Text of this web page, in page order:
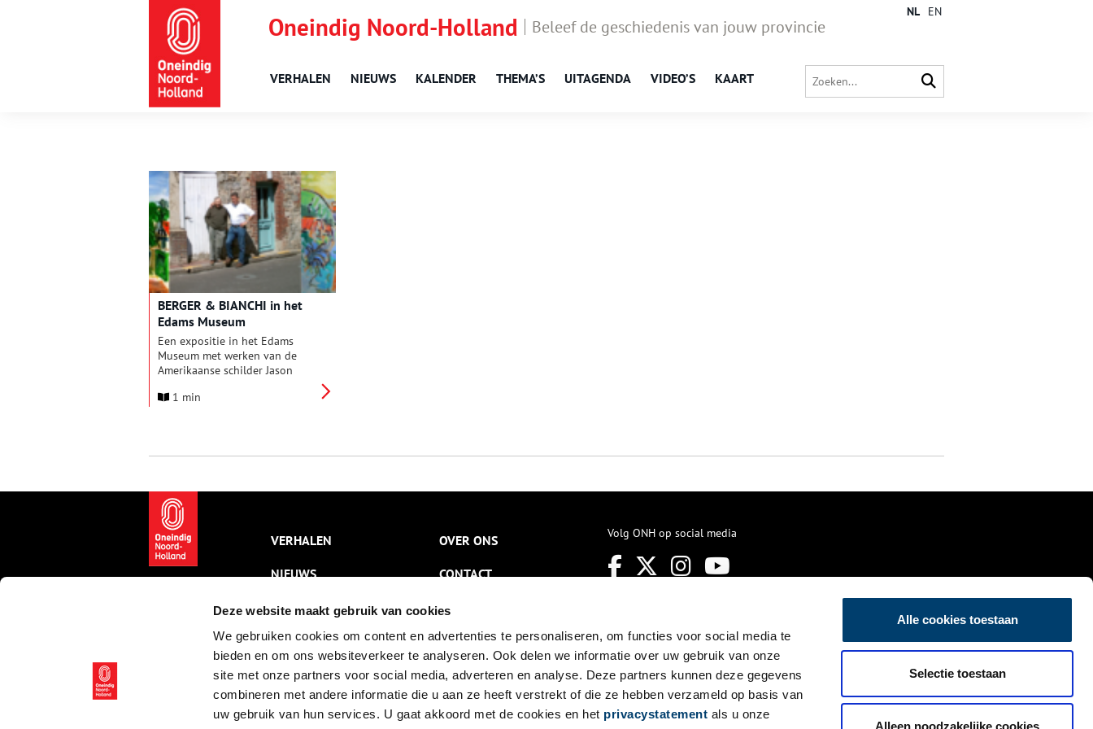
Deze website maakt gebruik van cookies
We gebruiken cookies om content en advertenties te personaliseren, om functies voor social media te
bieden en om ons websiteverkeer te analyseren. Ook delen we informatie over uw gebruik van onze
site met onze partners voor social media, adverteren en analyse. Deze partners kunnen deze gegevens
combineren met andere informatie die u aan ze heeft verstrekt of die ze hebben verzameld op basis van
uw gebruik van hun services. U gaat akkoord met de cookies en het privacystatement als u onze
Alle cookies toestaan
Selectie toestaan
Alleen noodzakelijke cookies
Oneindig Noord-Holland Beleef de geschiedenis van jouw provincie
VERHALEN NIEUWS KALENDER THEMA’S UITAGENDA VIDEO’S KAART
NL EN
BERGER & BIANCHI in het
Edams Museum
Een expositie in het Edams
Museum met werken van de
Amerikaanse schilder Jason
collega Frans Bianchi is wat er
tussentijd?
1 min
VERHALEN
NIEUWS
KALENDER
THEMA’S
ACTIVITEITEN
VIDEO’S
OVER ONS
CONTACT
NIEUWSBRIEF
DISCLAIMER
PRIVACY
TOEGANKELIJKHEID
Volg ONH op social media